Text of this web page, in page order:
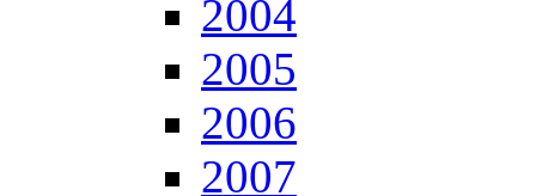
2004
2005
2006
2007